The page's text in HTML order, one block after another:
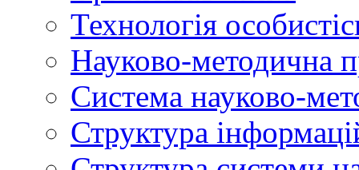
Технологія
Науково-методична
Система науково-
Структура